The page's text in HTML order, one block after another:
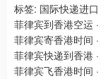
标签: 国际快递进口
菲律宾到香港空运 ·
菲律宾寄香港时间 ·
菲律宾快递到香港 ·
菲律宾飞香港时间 ·